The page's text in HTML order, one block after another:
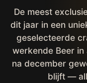
De meest
dit jaar in een
geselecteerde
werkende Beer
na december
blijft —